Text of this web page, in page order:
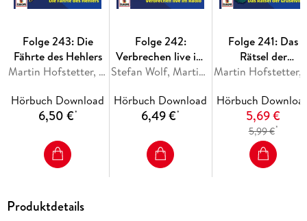
Folge 243: Die
Fährte des Hehlers
Martin Hofstetter, Stefan Wolf
Hörbuch Download
6,50 €*
Folge 242:
Verbrechen live im
Radio
Stefan Wolf, Martin Hofstetter
Hörbuch Download
6,49 €*
Folge 241: Das
Rätsel der
Gruselvilla
Hörbuch
5,69 €
5,99 €*
Produktdetails